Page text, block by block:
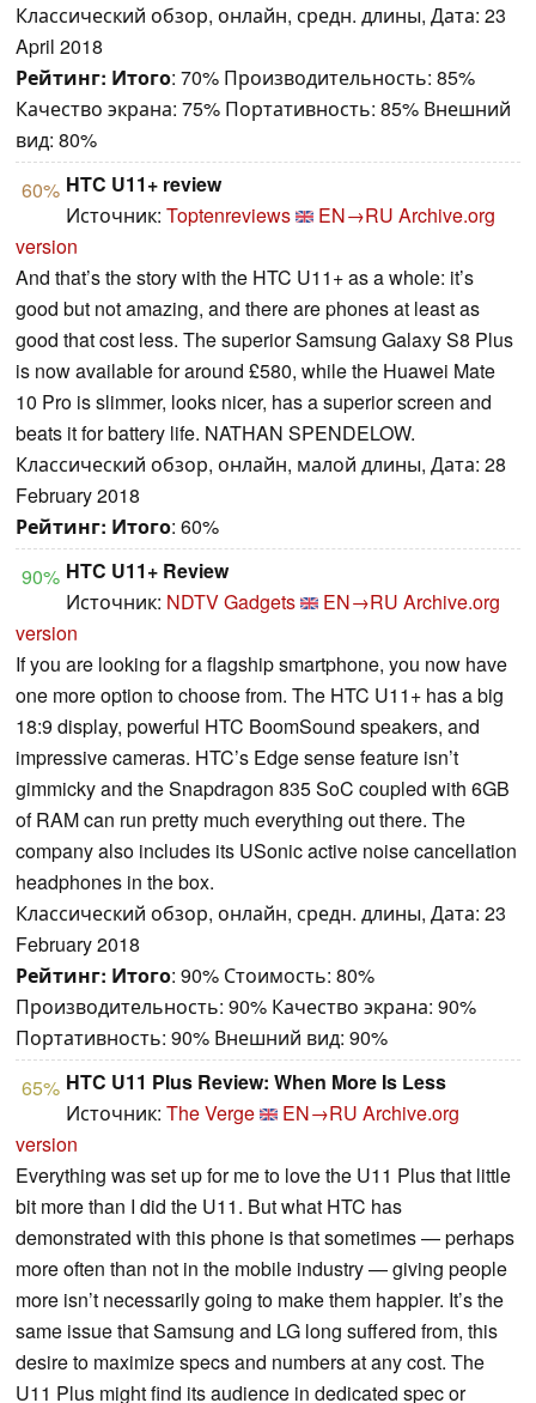
Классический обзор, онлайн, средн. длины, Дата: 23
April 2018
Рейтинг: Итого: 70% Производительность: 85%
Качество экрана: 75% Портативность: 85% Внешний
вид: 80%
60% HTC U11+ review
Источник: Toptenreviews EN→RU Archive.org
version
And that’s the story with the HTC U11+ as a whole: it’s
good but not amazing, and there are phones at least as
good that cost less. The superior Samsung Galaxy S8 Plus
is now available for around £580, while the Huawei Mate
10 Pro is slimmer, looks nicer, has a superior screen and
beats it for battery life. NATHAN SPENDELOW.
Классический обзор, онлайн, малой длины, Дата: 28
February 2018
Рейтинг: Итого: 60%
90% HTC U11+ Review
Источник: NDTV Gadgets EN→RU Archive.org
version
If you are looking for a flagship smartphone, you now have
one more option to choose from. The HTC U11+ has a big
18:9 display, powerful HTC BoomSound speakers, and
impressive cameras. HTC’s Edge sense feature isn’t
gimmicky and the Snapdragon 835 SoC coupled with 6GB
of RAM can run pretty much everything out there. The
company also includes its USonic active noise cancellation
headphones in the box.
Классический обзор, онлайн, средн. длины, Дата: 23
February 2018
Рейтинг: Итого: 90% Стоимость: 80%
Производительность: 90% Качество экрана: 90%
Портативность: 90% Внешний вид: 90%
65% HTC U11 Plus Review: When More Is Less
Источник: The Verge EN→RU Archive.org
version
Everything was set up for me to love the U11 Plus that little
bit more than I did the U11. But what HTC has
demonstrated with this phone is that sometimes — perhaps
more often than not in the mobile industry — giving people
more isn’t necessarily going to make them happier. It’s the
same issue that Samsung and LG long suffered from, this
desire to maximize specs and numbers at any cost. The
U11 Plus might find its audience in dedicated spec or